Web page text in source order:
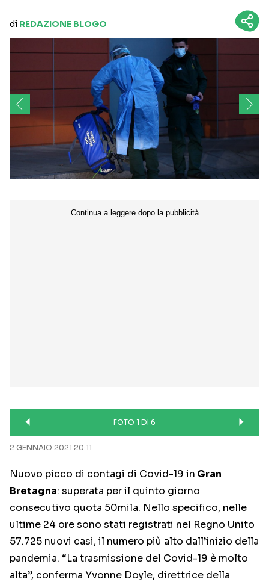
di REDAZIONE BLOGO
FOTO 1 DI 6
2 GENNAIO 2021 20:11
Nuovo picco di contagi di Covid-19 in Gran
Bretagna: superata per il quinto giorno
consecutivo quota 50mila. Nello specifico, nelle
ultime 24 ore sono stati registrati nel Regno Unito
57.725 nuovi casi, il numero più alto dall’inizio della
pandemia. “La trasmissione del Covid-19 è molto
alta”, conferma Yvonne Doyle, direttrice della